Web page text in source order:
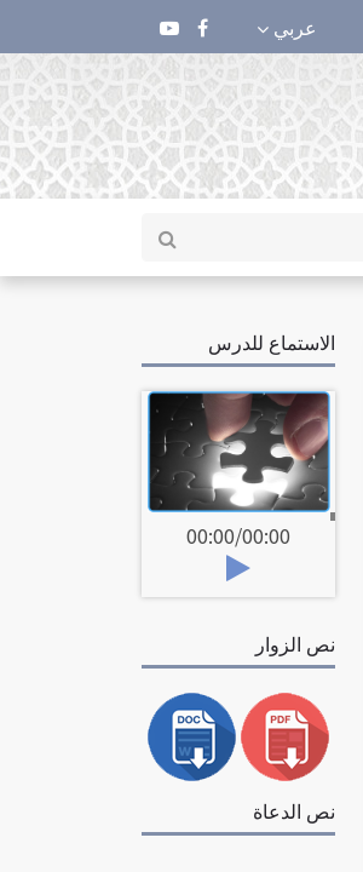
عربي
الاستماع للدرس
00:00/00:00
نص الزوار
نص الدعاة